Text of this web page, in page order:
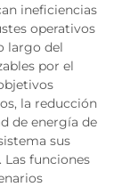
ineficiencias
operativos
largo del
por el
la reducción
de energía de
sus
funciones